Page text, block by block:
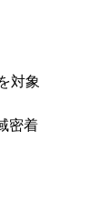
対象
密着